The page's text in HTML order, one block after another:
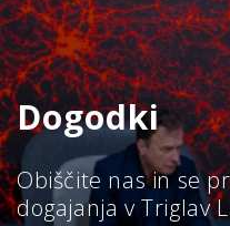
Dogodki
Obiščite nas in se
dogajanja v Triglav